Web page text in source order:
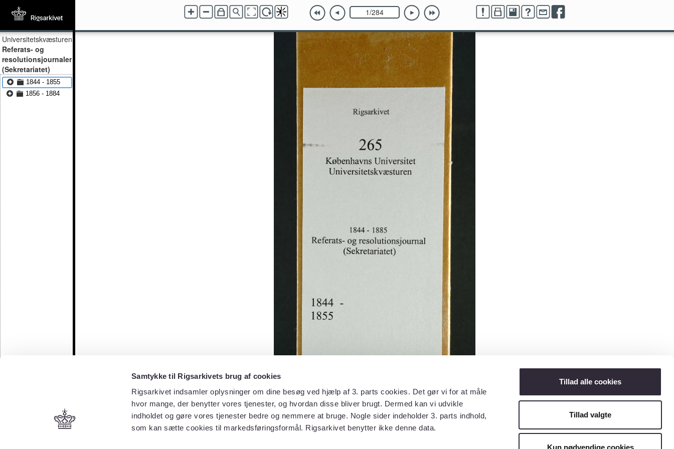
Samtykke til Rigsarkivets brug af cookies
Rigsarkivet indsamler oplysninger om dine besøg ved hjælp af 3. parts cookies. Det gør vi for at måle
hvor mange, der benytter vores tjenester, og hvordan disse bliver brugt. Dermed kan vi udvikle
indholdet og gøre vores tjenester bedre og nemmere at bruge. Nogle sider indeholder 3. parts indhold,
som kan sætte cookies til markedsføringsformål. Rigsarkivet benytter ikke denne data.
Tillad alle cookies
Tillad valgte
Kun nødvendige cookies
Universitetskvæsturen
Referats- og
resolutionsjournaler
(Sekretariatet)
1844 - 1855
1856 - 1884